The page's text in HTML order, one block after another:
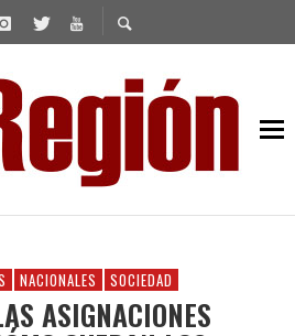
NACIONALES SOCIEDAD
ASIGNACIONES